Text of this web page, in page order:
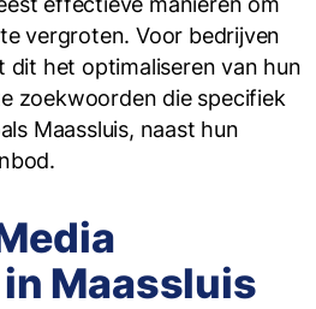
vergroten. Voor bedrijven
dit het optimaliseren van hun
zoekwoorden die specifiek
Maassluis, naast hun
Maassluis